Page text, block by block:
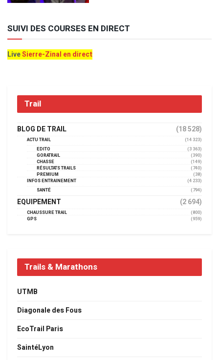
SUIVI DES COURSES EN DIRECT
LiveSierre-Zinal en direct
Trail
BLOG DE TRAIL (18 528)
ACTU TRAIL
(14 323)
EDITO
(3 363)
GORATRAIL
(390)
CHASSE
(149)
RÉSULTATS TRAILS
(740)
PREMIUM
(38)
INFOS ENTRAINEMENT
(4 233)
SANTÉ
(794)
EQUIPEMENT (2 694)
CHAUSSURE TRAIL
(800)
GPS
(959)
Trails & Marathons
UTMB
Diagonale des Fous
EcoTrail Paris
SaintéLyon